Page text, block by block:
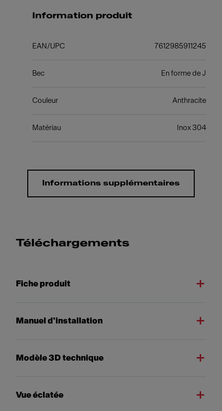
Information produit
EAN/UPC 7612985911245
Bec En forme de J
Couleur Anthracite
Matériau Inox 304
Informations supplémentaires
Téléchargements
Fiche produit
Manuel d'installation
Modèle 3D technique
Vue éclatée